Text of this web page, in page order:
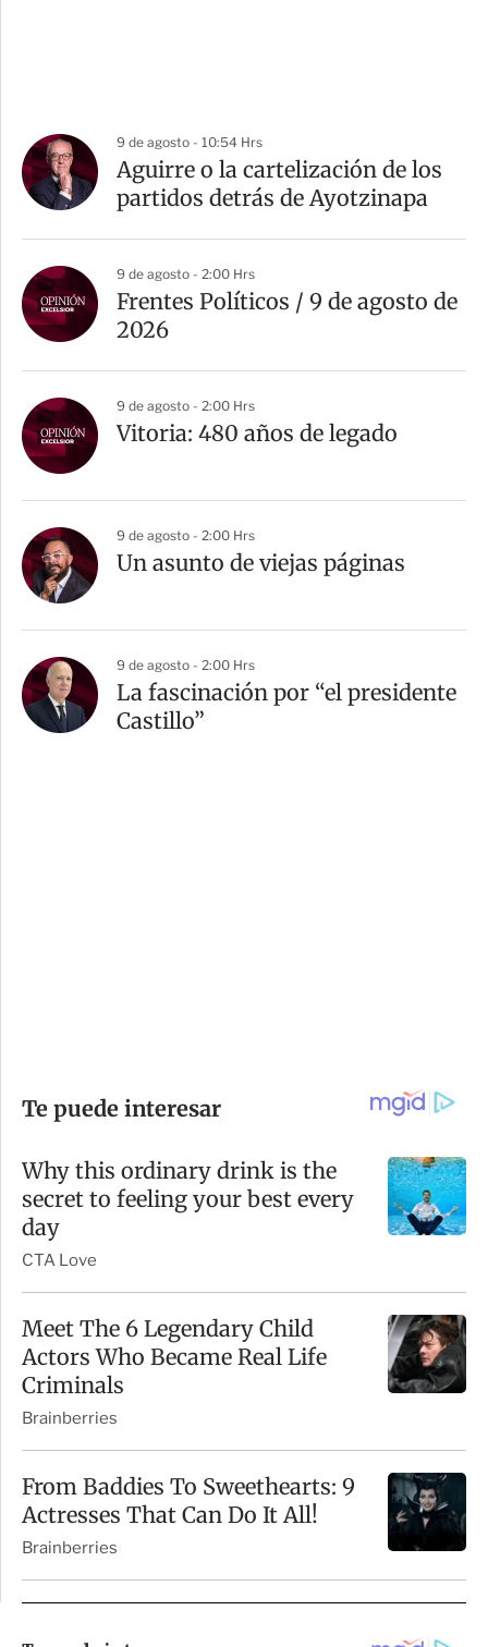
9 de agosto - 10:54 Hrs
Aguirre o la cartelización de los
partidos detrás de Ayotzinapa
9 de agosto - 2:00 Hrs
Frentes Políticos / 9 de agosto de
2026
9 de agosto - 2:00 Hrs
Vitoria: 480 años de legado
9 de agosto - 2:00 Hrs
Un asunto de viejas páginas
9 de agosto - 2:00 Hrs
La fascinación por “el presidente
Castillo”